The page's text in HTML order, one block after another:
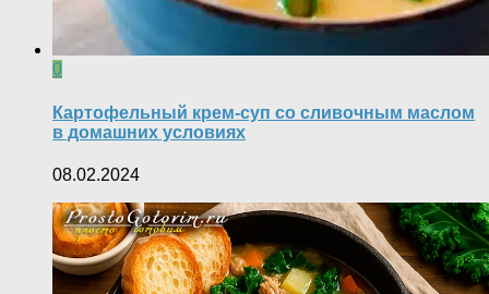
0
Картофельный крем-суп со сливочным маслом
в домашних условиях
08.02.2024